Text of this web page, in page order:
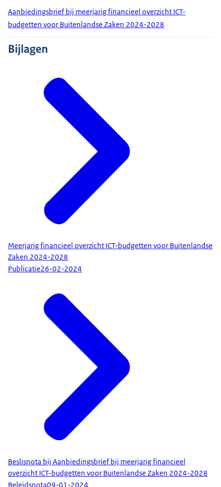
Aanbiedingsbrief bij meerjarig financieel overzicht ICT-
budgetten voor Buitenlandse Zaken 2024-2028
Bijlagen
Meerjarig financieel overzicht ICT-budgetten voor Buitenlandse
Zaken 2024-2028
Publicatie26-02-2024
Beslisnota bij Aanbiedingsbrief bij meerjarig financieel
overzicht ICT-budgetten voor Buitenlandse Zaken 2024-2028